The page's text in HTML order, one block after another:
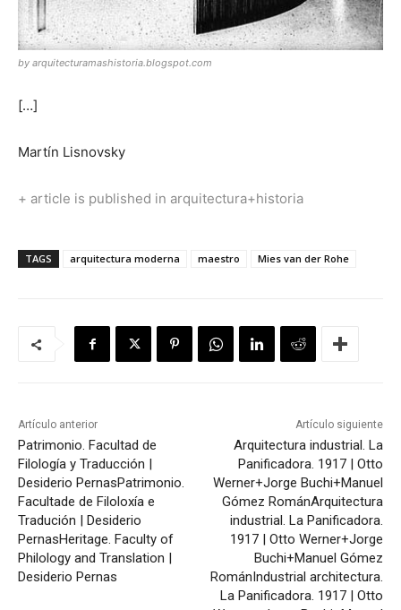
by arquitecturamashistoria.blogspot.com
[…]
Martín Lisnovsky
+ article is published in arquitectura+historia
TAGS arquitectura moderna maestro Mies van der Rohe
Artículo anterior
Patrimonio. Facultad de
Filología y Traducción |
Desiderio PernasPatrimonio.
Facultade de Filoloxía e
Tradución | Desiderio
PernasHeritage. Faculty of
Philology and Translation |
Desiderio Pernas
Artículo siguiente
Arquitectura industrial. La
Panificadora. 1917 | Otto
Werner+Jorge Buchi+Manuel
Gómez RománArquitectura
industrial. La Panificadora.
1917 | Otto Werner+Jorge
Buchi+Manuel Gómez
RománIndustrial architectura.
La Panificadora. 1917 | Otto